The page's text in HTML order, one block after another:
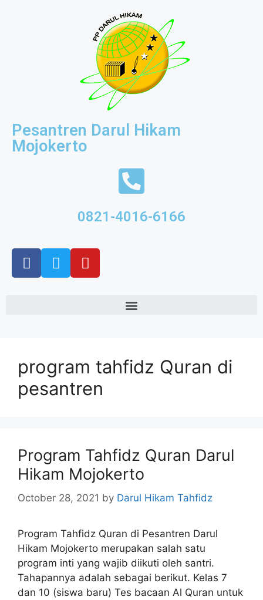
Pesantren Darul Hikam
Mojokerto
0821-4016-6166
program tahfidz Quran di
pesantren
Program Tahfidz Quran Darul
Hikam Mojokerto
October 28, 2021 by Darul Hikam Tahfidz
Program Tahfidz Quran di Pesantren Darul
Hikam Mojokerto merupakan salah satu
program inti yang wajib diikuti oleh santri.
Tahapannya adalah sebagai berikut. Kelas 7
dan 10 (siswa baru) Tes bacaan Al Quran untuk